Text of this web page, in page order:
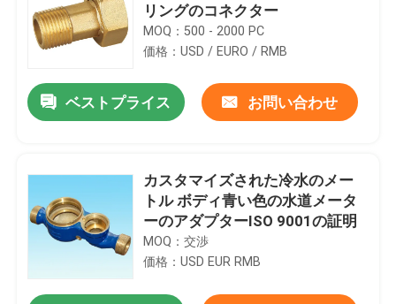
家
リングのコネクター
MOQ：500 - 2000 PC
価格：USD / EURO / RMB
ベストプライス お問い合わせ
カスタマイズされた冷水のメー
トル ボディ青い色の水道メータ
ーのアダプターISO 9001の証明
MOQ：交渉
価格：USD EUR RMB